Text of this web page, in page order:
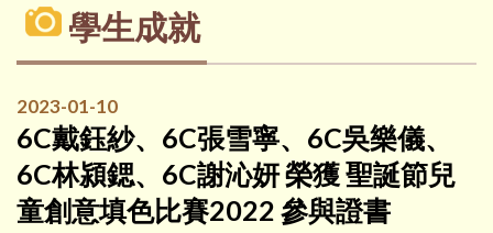
學生成就
2023-01-10
6C戴鈺紗、6C張雪寧、6C吳樂儀、
6C林潁鍶、6C謝沁妍 榮獲 聖誕節兒
童創意填色比賽2022 參與證書